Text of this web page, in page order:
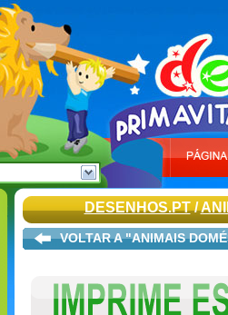
DESENHOS.PT/
VOLTAR A "ANIMAIS